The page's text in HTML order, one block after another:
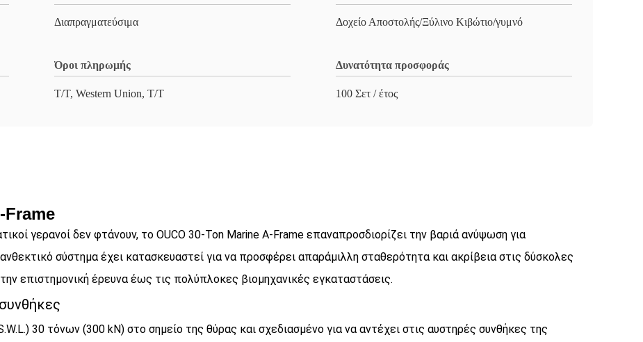
Διαπραγματεύσιμα Δοχείο Αποστολής/Ξύλινο Κιβώτιο/γυμνό
Όροι πληρωμής
T/T, Western Union, T/T
Δυνατότητα προσφοράς
100 Σετ / έτος
Frame
γερανοί δεν φτάνουν, το OUCO 30-Ton Marine A-Frame επαναπροσδιορίζει την βαριά ανύψωση για
σύστημα έχει κατασκευαστεί για να προσφέρει απαράμιλλη σταθερότητα και ακρίβεια στις δύσκολες
επιστημονική έρευνα έως τις πολύπλοκες βιομηχανικές εγκαταστάσεις.
30 τόνων (300 kN) στο σημείο της θύρας και σχεδιασμένο για να αντέχει στις αυστηρές συνθήκες της